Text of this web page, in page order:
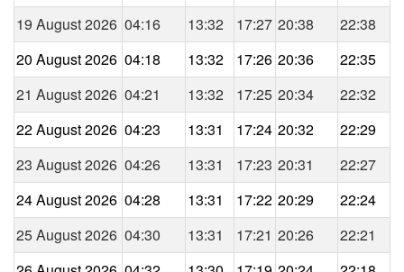
19 August 2026 04:16 13:32 17:27 20:38
22:38
20 August 2026 04:18 13:32 17:26 20:36
22:35
21 August 2026 04:21 13:32 17:25 20:34
22:32
22 August 2026 04:23 13:31 17:24 20:32
22:29
23 August 2026 04:26 13:31 17:23 20:31
22:27
24 August 2026 04:28 13:31 17:22 20:29
22:24
25 August 2026 04:30 13:31 17:21 20:26
22:21